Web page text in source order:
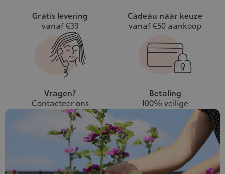
Gratis levering
vanaf €39
Cadeau naar keuze
vanaf €50 aankoop
Vragen?
Contacteer ons
Betaling
100% veilige